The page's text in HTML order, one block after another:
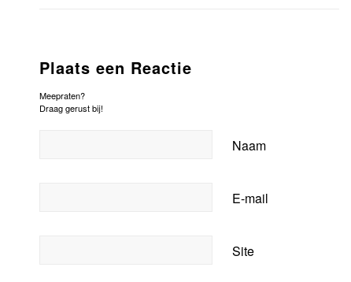
Plaats een Reactie
Meepraten?
Draag gerust bij!
Naam
E-mail
Site